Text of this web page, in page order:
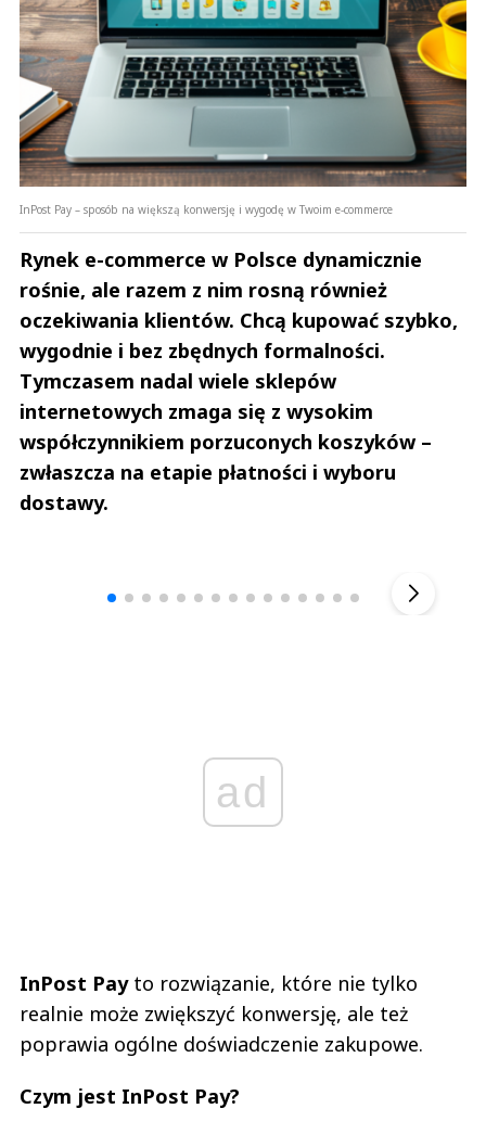
InPost Pay – sposób na większą konwersję i wygodę w Twoim e-commerce
Rynek e-commerce w Polsce dynamicznie
rośnie, ale razem z nim rosną również
oczekiwania klientów. Chcą kupować szybko,
wygodnie i bez zbędnych formalności.
Tymczasem nadal wiele sklepów
internetowych zmaga się z wysokim
współczynnikiem porzuconych koszyków –
zwłaszcza na etapie płatności i wyboru
dostawy.
ad
InPost Payto rozwiązanie, które nie tylko
realnie może zwiększyć konwersję, ale też
poprawia ogólne doświadczenie zakupowe.
Czym jest InPost Pay?